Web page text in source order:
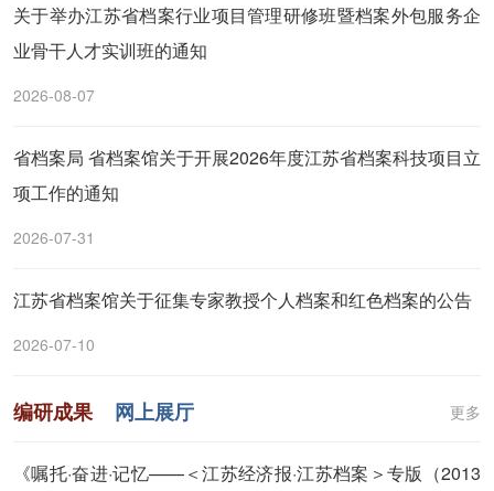
关于举办江苏省档案行业项目管理研修班暨档案外包服务企
业骨干人才实训班的通知
2026-08-07
省档案局 省档案馆关于开展2026年度江苏省档案科技项目立
项工作的通知
2026-07-31
江苏省档案馆关于征集专家教授个人档案和红色档案的公告
2026-07-10
编研成果 网上展厅 更多
《嘱托·奋进·记忆——＜江苏经济报·江苏档案＞专版（2013